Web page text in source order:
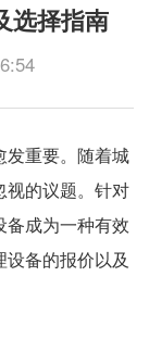
选择指南
发重要。随着城
视的议题。针对
备成为一种有效
备的报价以及